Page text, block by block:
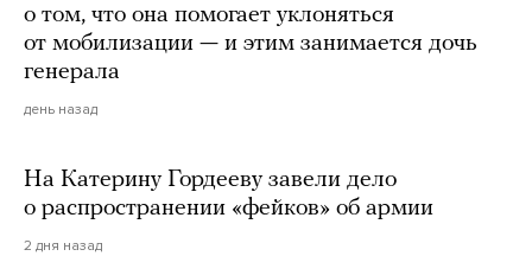
о том, что она помогает уклоняться
от мобилизации — и этим занимается дочь
генерала
день назад
На Катерину Гордееву завели дело
о распространении «фейков» об армии
2 дня назад